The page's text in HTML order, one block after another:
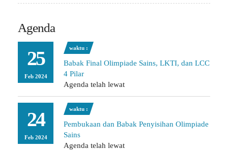
Agenda
25
Feb 2024
waktu :
Babak Final Olimpiade Sains, LKTI, dan LCC
4 Pilar
Agenda telah lewat
24
Feb 2024
waktu :
Pembukaan dan Babak Penyisihan Olimpiade
Sains
Agenda telah lewat